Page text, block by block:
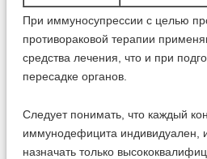
При иммуносупрессии с целью
противораковой терапии
средства лечения, что и при
пересадке органов.
Следует понимать, что каждый
иммунодефицита индивидуален,
назначать только